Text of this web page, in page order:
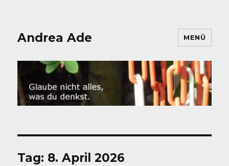
Andrea Ade MENÜ
Tag: 8. April 2026